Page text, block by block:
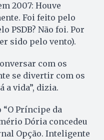
2007: Houve
Foi feito pelo
PSDB? Não foi. Por
sido pelo vento).
com os
se divertir com os
a vida”, dizia.
Príncipe da
Dória concedeu
Opção. Inteligente